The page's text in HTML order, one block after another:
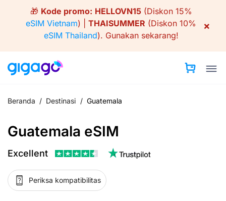
🎁 Kode promo: HELLOVN15(Diskon 15%
eSIM Vietnam) | THAISUMMER (Diskon 10%
eSIM Thailand). Gunakan sekarang!
×
Beranda / Destinasi / Guatemala
Guatemala eSIM
Excellent
Periksa kompatibilitas